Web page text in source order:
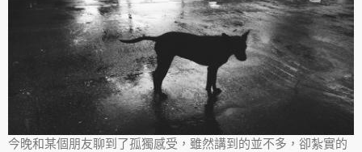
今晚和某個朋友聊到了孤獨感受，雖然講到的並不多，卻紮實的